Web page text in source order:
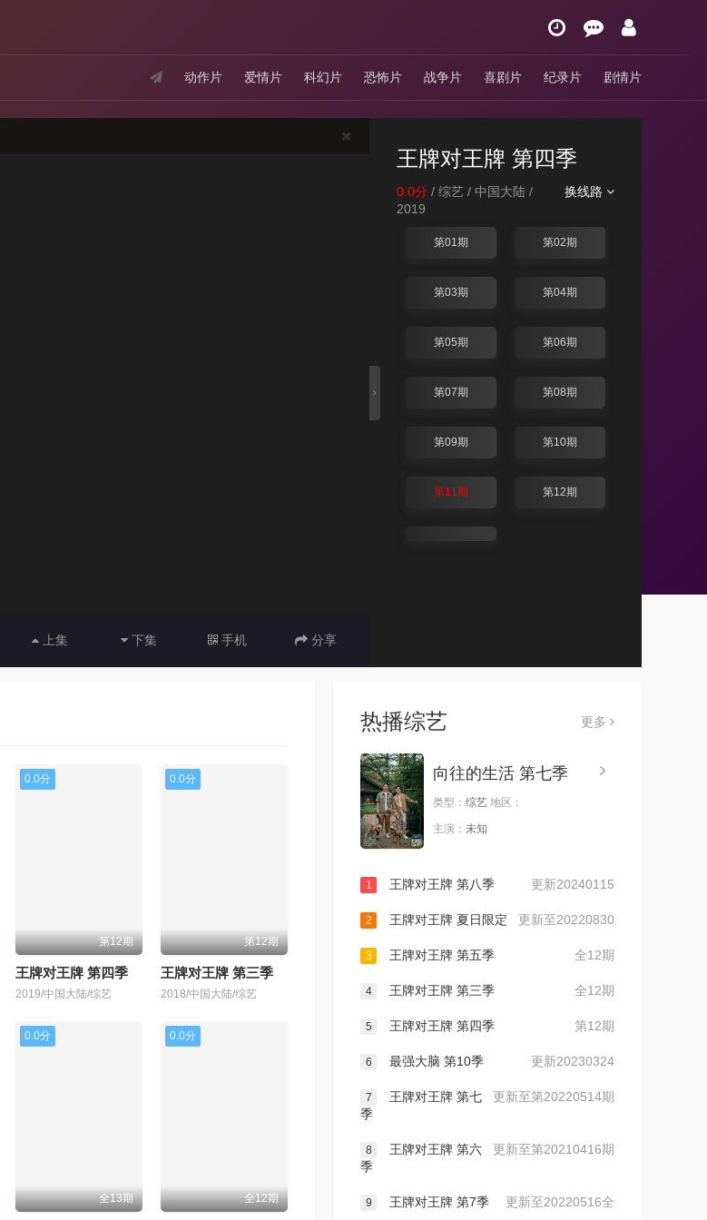
动作片 爱情片 科幻片 恐怖片 战争片 喜剧片 纪录片 剧情片
上集 下集 手机 分享
王牌对王牌 第四季
换线路
0.0分 / 综艺 / 中国大陆 /
2019
第01期 第02期
第03期 第04期
第05期 第06期
第07期 第08期
第09期 第10期
第11期 第12期
0.0分
第12期
王牌对王牌 第四季
2019/中国大陆/综艺
0.0分
第12期
王牌对王牌 第三季
2018/中国大陆/综艺
0.0分
全13期
0.0分
全12期
热播综艺 更多
向往的生活 第七季
类型： 综艺 地区：
主演： 未知
更新20240115
1 王牌对王牌 第八季
更新至20220830
2 王牌对王牌 夏日限定
全12期
3 王牌对王牌 第五季
全12期
4 王牌对王牌 第三季
第12期
5 王牌对王牌 第四季
更新20230324
6 最强大脑 第10季
更新至第20220514期
7
王牌对王牌 第七
季
更新至第20210416期
8
王牌对王牌 第六
季
更新至20220516全
9 王牌对王牌 第7季